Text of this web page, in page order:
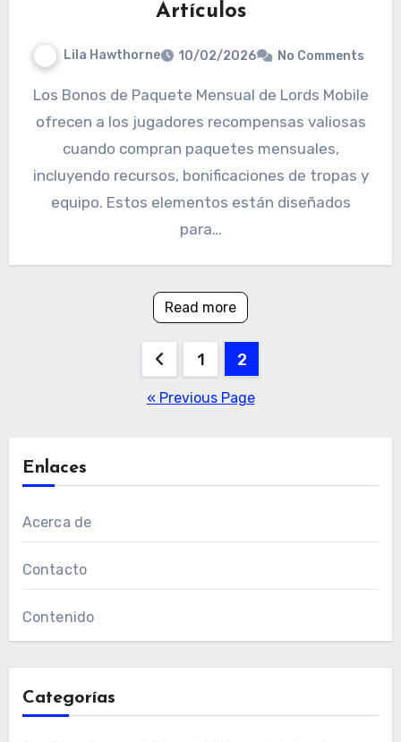
Artículos
Lila Hawthorne 10/02/2026 No Comments
Los Bonos de Paquete Mensual de Lords Mobile
ofrecen a los jugadores recompensas valiosas
cuando compran paquetes mensuales,
incluyendo recursos, bonificaciones de tropas y
equipo. Estos elementos están diseñados
para…
Read more
pagination
1 2
« Previous Page
Enlaces
Acerca de
Contacto
Contenido
Categorías